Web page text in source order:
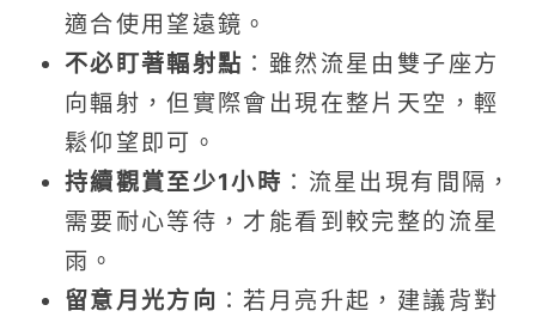
適合使用望遠鏡。
不必盯著輻射點 ：雖然流星由雙子座方
向輻射，但實際會出現在整片天空，輕
鬆仰望即可。
持續觀賞至少1小時 ：流星出現有間隔，
需要耐心等待，才能看到較完整的流星
雨。
留意月光方向 ：若月亮升起，建議背對